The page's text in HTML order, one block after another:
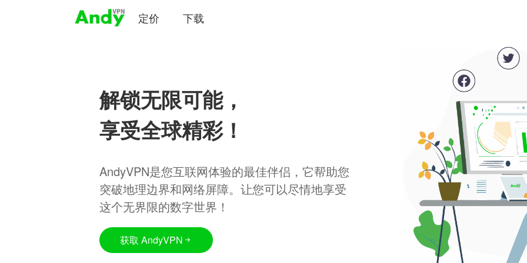
定价 下载
解锁无限可能，
享受全球精彩！
AndyVPN是您互联网体验的最佳伴侣，它帮助您
突破地理边界和网络屏障。让您可以尽情地享受
这个无界限的数字世界！
获取 AndyVPN